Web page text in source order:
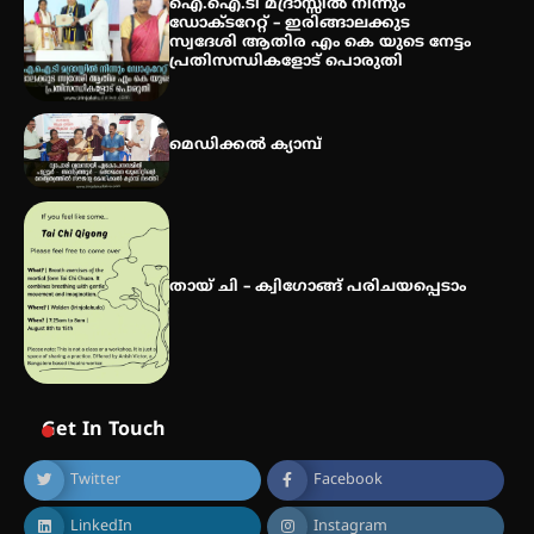
വിദ്യാർത്ഥികൾ
ബാലൻ ഹാളിൽ 16ന്
ഐ.ഐ.ടി മദ്രാസ്സിൽ നിന്നും
ഡോക്ടറേറ്റ് – ഇരിങ്ങാലക്കുട
സ്വദേശി ആതിര എം കെ യുടെ നേട്ടം
പ്രതിസന്ധികളോട് പൊരുതി
മെഡിക്കൽ ക്യാമ്പ്
തായ് ചി – ക്വിഗോങ്ങ് പരിചയപ്പെടാം
Get In Touch
Twitter Facebook
LinkedIn Instagram